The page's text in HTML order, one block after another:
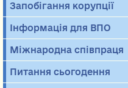
Запобігання корупції
Інформація для ВПО
Міжнародна співпраця
Питання сьогодення